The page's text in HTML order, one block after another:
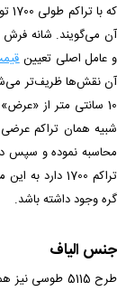
که
آن می‌گویند. شانه
و عامل اصلی تعیین
شبیه همان تراکم
گره وجود داشته باشد.
جنس الیاف
طرح 5115